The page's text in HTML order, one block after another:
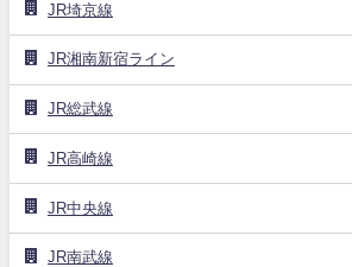
JR埼京線
JR湘南新宿ライン
JR総武線
JR高崎線
JR中央線
JR南武線